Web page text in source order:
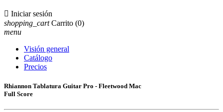
 Iniciar sesión
shopping_cart Carrito (0)
menu
Visión general
Catálogo
Precios
Rhiannon Tablatura Guitar Pro - Fleetwood Mac
Full Score